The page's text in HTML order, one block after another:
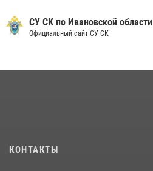
более 250 единиц оружия
08 июля 2026, 09:39
схожий с гранатой
СУ СК по Ивановской области
Официальный сайт СУ СК
КОНТАКТЫ